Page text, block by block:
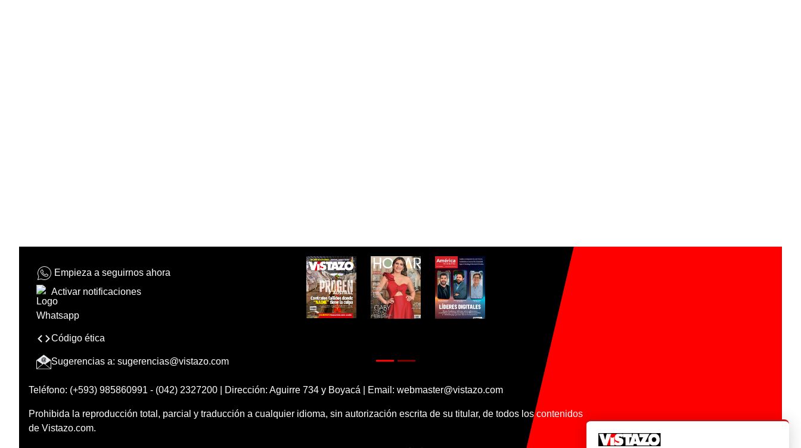
Empieza a seguirnos ahora
Activar notificaciones
Código ética
Sugerencias a: sugerencias@vistazo.com
Teléfono: (+593) 985860991 - (042) 2327200 | Dirección: Aguirre 734 y Boyacá | Email: webmaster@vistazo.com
Prohibida la reproducción total, parcial y traducción a cualquier idioma, sin autorización escrita de su titular, de todos los contenidos
de Vistazo.com.